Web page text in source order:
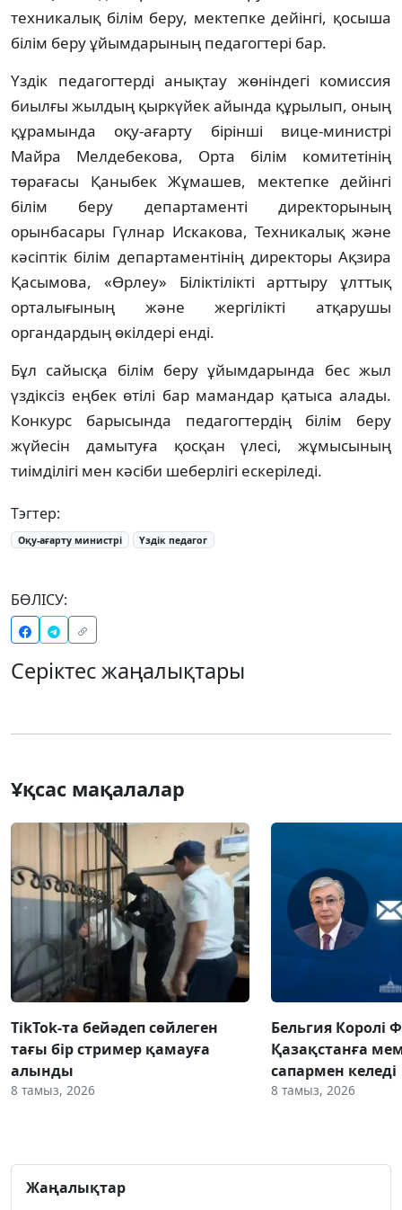
техникалық білім беру, мектепке дейінгі, қосыша
білім беру ұйымдарының педагогтері бар.
Үздік педагогтерді анықтау жөніндегі комиссия
биылғы жылдың қыркүйек айында құрылып, оның
құрамында оқу-ағарту бірінші вице-министрі
Майра Мелдебекова, Орта білім комитетінің
төрағасы Қаныбек Жұмашев, мектепке дейінгі
білім беру департаменті директорының
орынбасары Гүлнар Искакова, Техникалық және
кәсіптік білім департаментінің директоры Ақзира
Қасымова, «Өрлеу» Біліктілікті арттыру ұлттық
орталығының және жергілікті атқарушы
органдардың өкілдері енді.
Бұл сайысқа білім беру ұйымдарында бес жыл
үздіксіз еңбек өтілі бар мамандар қатыса алады.
Конкурс барысында педагогтердің білім беру
жүйесін дамытуға қосқан үлесі, жұмысының
тиімділігі мен кәсіби шеберлігі ескеріледі.
Тэгтер:
Оқу-ағарту министрі Үздік педагог
БӨЛІСУ:
Серіктес жаңалықтары
Ұқсас мақалалар
TikTok-та бейәдеп сөйлеген
тағы бір стример қамауға
алынды
8 тамыз, 2026
Бельгия Королі
Қазақстанға
сапармен келеді
8 тамыз, 2026
Жаңалықтар